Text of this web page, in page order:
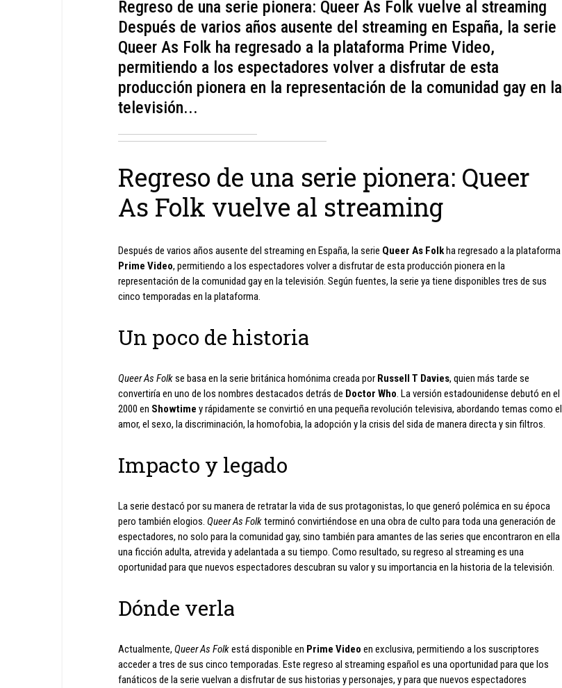
Regreso de una serie pionera: Queer As Folk vuelve al streaming
Después de varios años ausente del streaming en España, la serie
Queer As Folk ha regresado a la plataforma Prime Video,
permitiendo a los espectadores volver a disfrutar de esta
producción pionera en la representación de la comunidad gay en la
televisión...
Regreso de una serie pionera: Queer
As Folk vuelve al streaming
Después de varios años ausente del streaming en España, la serie Queer As Folkha regresado a la plataforma
Prime Video, permitiendo a los espectadores volver a disfrutar de esta producción pionera en la
representación de la comunidad gay en la televisión. Según fuentes, la serie ya tiene disponibles tres de sus
cinco temporadas en la plataforma.
Un poco de historia
Queer As Folkse basa en la serie británica homónima creada por Russell T Davies, quien más tarde se
convertiría en uno de los nombres destacados detrás de Doctor Who. La versión estadounidense debutó en el
2000 en Showtime y rápidamente se convirtió en una pequeña revolución televisiva, abordando temas como el
amor, el sexo, la discriminación, la homofobia, la adopción y la crisis del sida de manera directa y sin filtros.
Impacto y legado
La serie destacó por su manera de retratar la vida de sus protagonistas, lo que generó polémica en su época
pero también elogios. Queer As Folkterminó convirtiéndose en una obra de culto para toda una generación de
espectadores, no solo para la comunidad gay, sino también para amantes de las series que encontraron en ella
una ficción adulta, atrevida y adelantada a su tiempo. Como resultado, su regreso al streaming es una
oportunidad para que nuevos espectadores descubran su valor y su importancia en la historia de la televisión.
Dónde verla
Actualmente, Queer As Folkestá disponible en Prime Video en exclusiva, permitiendo a los suscriptores
acceder a tres de sus cinco temporadas. Este regreso al streaming español es una oportunidad para que los
fanáticos de la serie vuelvan a disfrutar de sus historias y personajes, y para que nuevos espectadores